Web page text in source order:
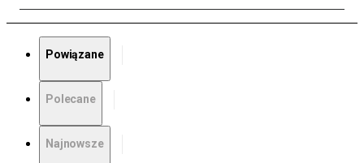
Powiązane
Polecane
Najnowsze